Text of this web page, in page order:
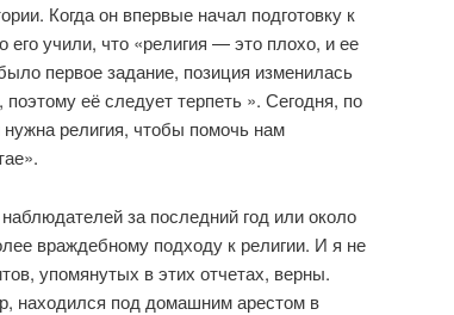
Когда он впервые начал подготовку к
его учили, что «религия — это плохо, и ее
первое задание, позиция изменилась
её следует терпеть ». Сегодня, по
религия, чтобы помочь нам
за последний год или около
враждебному подходу к религии. И я не
упомянутых в этих отчетах, верны.
находился под домашним арестом в